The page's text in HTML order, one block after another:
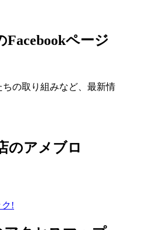
Facebookページ
ちの取り組みなど、最新情
のアメブロ
!